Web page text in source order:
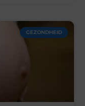
GEZONDHEID